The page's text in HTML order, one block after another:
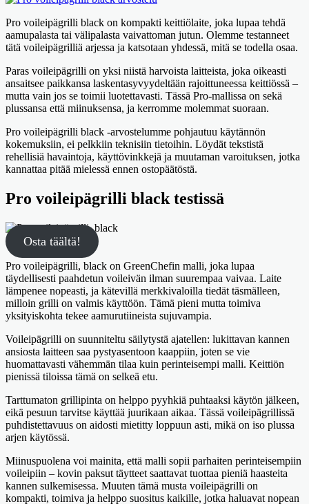
Pro voileipägrilli black on kompakti keittiölaite, joka lupaa tehdä
aamupalasta tai välipalasta vaivattoman jutun. Olemme testanneet
tätä voileipägrilliä arjessa ja katsotaan yhdessä, mitä se todella osaa.
Paras voileipägrilli on yksi niistä harvoista laitteista, joka oikeasti
ansaitsee paikkansa laskentasyvyydeltään rajoittuneessa keittiössä –
mutta vain jos se toimii luotettavasti. Tässä Pro-mallissa on sekä
plussansa että miinuksensa, ja kerromme molemmat suoraan.
Pro voileipägrilli black -arvostelumme pohjautuu käytännön
kokemuksiin, ei pelkkiin teknisiin tietoihin. Löydät tekstistä
rehellisiä havaintoja, käyttövinkkejä ja muutaman varoituksen, jotka
kannattaa pitää mielessä ennen ostopäätöstä.
Pro voileipägrilli black testissä
Osta täältä!
Pro voileipägrilli, black on GreenChefin malli, joka lupaa
täydellisesti paahdetun voileivän ilman suurempaa vaivaa. Laite
lämpenee nopeasti, ja kätevillä merkkivaloilla tiedät täsmälleen,
milloin grilli on valmis käyttöön. Tämä pieni mutta toimiva
yksityiskohta tekee aamurutiineista sujuvampia.
Voileipägrilli on suunniteltu säilytystä ajatellen: lukittavan kannen
ansiosta laitteen saa pystyasentoon kaappiin, joten se vie
huomattavasti vähemmän tilaa kuin perinteisempi malli. Keittiön
pienissä tiloissa tämä on selkeä etu.
Tarttumaton grillipinta on helppo pyyhkiä puhtaaksi käytön jälkeen,
eikä pesuun tarvitse käyttää juurikaan aikaa. Tässä voileipägrillissä
puhdistettavuus on aidosti mietitty loppuun asti, mikä on iso plussa
arjen käytössä.
Miinuspuolena voi mainita, että malli sopii parhaiten perinteisempiin
voileipiin – kovin paksut täytteet saattavat tuottaa pieniä haasteita
kannen sulkemisessa. Muuten tämä musta voileipägrilli on
kompakti, toimiva ja helppo suositus kaikille, jotka haluavat nopean